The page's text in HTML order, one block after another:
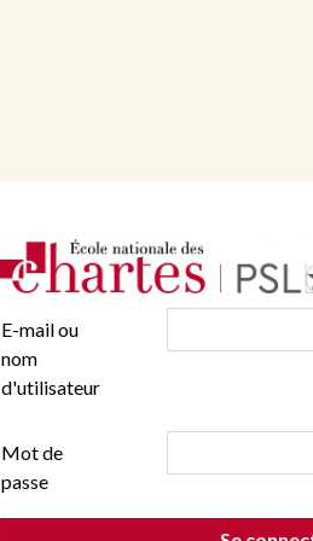
E-mail ou
nom
d'utilisateur
Mot de
passe